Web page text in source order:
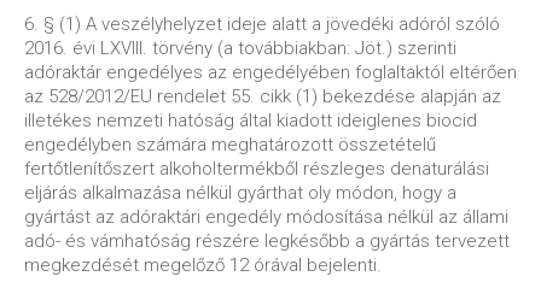
6. § (1) A veszélyhelyzet ideje alatt a jövedéki adóról szóló
2016. évi LXVIII. törvény (a továbbiakban: Jöt.) szerinti
adóraktár engedélyes az engedélyében foglaltaktól eltérően
az 528/2012/EU rendelet 55. cikk (1) bekezdése alapján az
illetékes nemzeti hatóság által kiadott ideiglenes biocid
engedélyben számára meghatározott összetételű
fertőtlenítőszert alkoholtermékből részleges denaturálási
eljárás alkalmazása nélkül gyárthat oly módon, hogy a
gyártást az adóraktári engedély módosítása nélkül az állami
adó- és vámhatóság részére legkésőbb a gyártás tervezett
megkezdését megelőző 12 órával bejelenti.